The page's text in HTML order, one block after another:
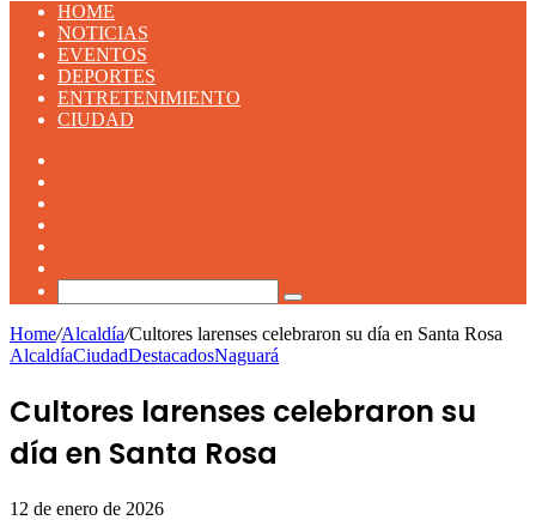
HOME
NOTICIAS
EVENTOS
DEPORTES
ENTRETENIMIENTO
CIUDAD
Buscar
Home/Alcaldía/Cultores larenses celebraron su día en Santa Rosa
AlcaldíaCiudadDestacadosNaguará
Cultores larenses celebraron su
día en Santa Rosa
12 de enero de 2026